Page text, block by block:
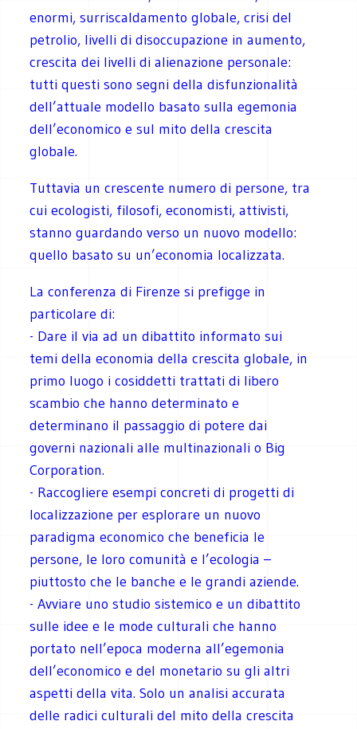
enormi, surriscaldamento globale, crisi del
petrolio, livelli di disoccupazione in aumento,
crescita dei livelli di alienazione personale:
tutti questi sono segni della disfunzionalità
dell’attuale modello basato sulla egemonia
dell’economico e sul mito della crescita
globale.
Tuttavia un crescente numero di persone, tra
cui ecologisti, filosofi, economisti, attivisti,
stanno guardando verso un nuovo modello:
quello basato su un’economia localizzata.
La conferenza di Firenze si prefigge in
particolare di:
- Dare il via ad un dibattito informato sui
temi della economia della crescita globale, in
primo luogo i cosiddetti trattati di libero
scambio che hanno determinato e
determinano il passaggio di potere dai
governi nazionali alle multinazionali o Big
Corporation.
- Raccogliere esempi concreti di progetti di
localizzazione per esplorare un nuovo
paradigma economico che beneficia le
persone, le loro comunità e l’ecologia –
piuttosto che le banche e le grandi aziende.
- Avviare uno studio sistemico e un dibattito
sulle idee e le mode culturali che hanno
portato nell’epoca moderna all’egemonia
dell’economico e del monetario su gli altri
aspetti della vita. Solo un analisi accurata
delle radici culturali del mito della crescita